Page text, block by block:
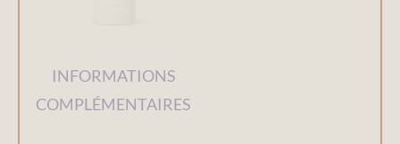
INFORMATIONS
COMPLÉMENTAIRES